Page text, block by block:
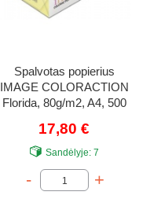
Spalvotas popierius
IMAGE COLORACTION
Florida, 80g/m2, A4, 500
(Lemon Yellow)
17,80 €
Sandėlyje:7
- +